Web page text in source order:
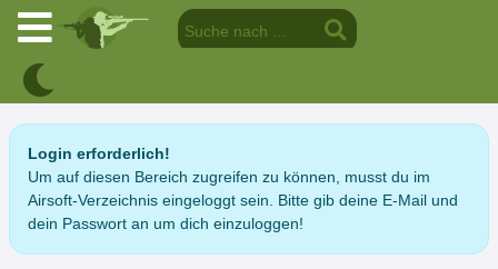
Login erforderlich!
Um auf diesen Bereich zugreifen zu können, musst du im
Airsoft-Verzeichnis eingeloggt sein. Bitte gib deine E-Mail und
dein Passwort an um dich einzuloggen!